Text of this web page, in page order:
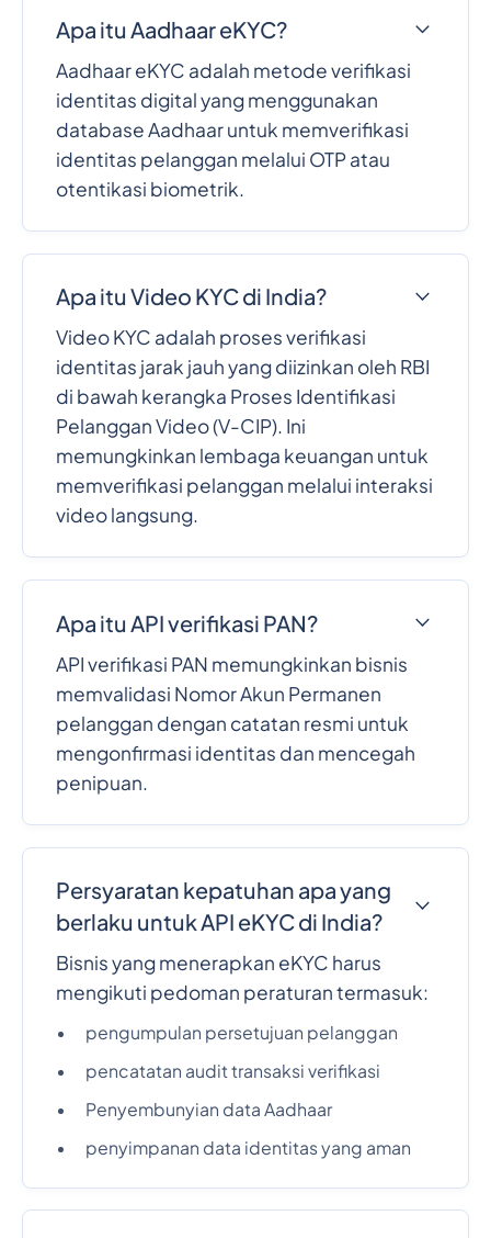
Apa itu Aadhaar eKYC?
Aadhaar eKYC adalah metode verifikasi
identitas digital yang menggunakan
database Aadhaar untuk memverifikasi
identitas pelanggan melalui OTP atau
otentikasi biometrik.
Apa itu Video KYC di India?
Video KYC adalah proses verifikasi
identitas jarak jauh yang diizinkan oleh RBI
di bawah kerangka Proses Identifikasi
Pelanggan Video (V-CIP). Ini
memungkinkan lembaga keuangan untuk
memverifikasi pelanggan melalui interaksi
video langsung.
Apa itu API verifikasi PAN?
API verifikasi PAN memungkinkan bisnis
memvalidasi Nomor Akun Permanen
pelanggan dengan catatan resmi untuk
mengonfirmasi identitas dan mencegah
penipuan.
Persyaratan kepatuhan apa yang
berlaku untuk API eKYC di India?
Bisnis yang menerapkan eKYC harus
mengikuti pedoman peraturan termasuk:
pengumpulan persetujuan pelanggan
pencatatan audit transaksi verifikasi
Penyembunyian data Aadhaar
penyimpanan data identitas yang aman